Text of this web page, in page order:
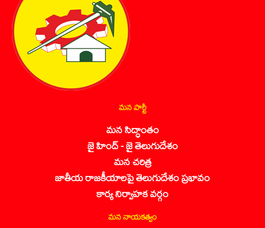
మన పార్టీ
మన సిద్ధాంతం
జై హింద్ - జై తెలుగుదేశం
మన చరిత్ర
జాతీయ రాజకీయాలపై తెలుగుదేశం ప్రభావం
కార్య నిర్వాహక వర్గం
మన నాయకత్వం